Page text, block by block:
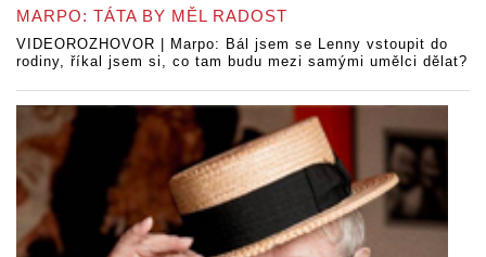
MARPO: TÁTA BY MĚL RADOST
VIDEOROZHOVOR | Marpo: Bál jsem se Lenny vstoupit do
rodiny, říkal jsem si, co tam budu mezi samými umělci dělat?